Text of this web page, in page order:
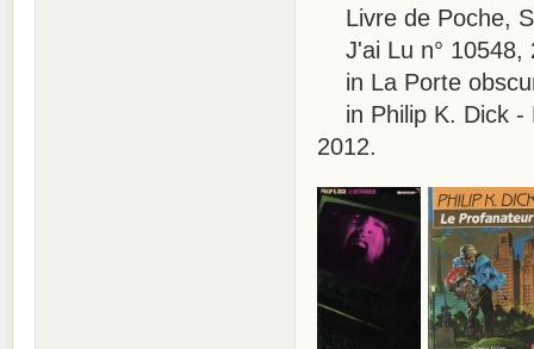
Livre de Poche,
J'ai Lu n° 10548,
in La Porte
in Philip K. Dick -
2012.